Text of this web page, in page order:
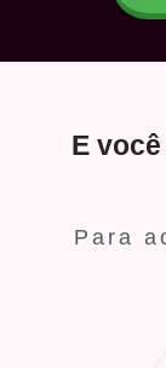
E
Para